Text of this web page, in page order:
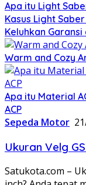
Apa itu Light
Kasus Light
Keluhkan
Warm and Cozy
Apa itu Material
ACP
Sepeda Motor
Ukuran Velg
Satukota.com –